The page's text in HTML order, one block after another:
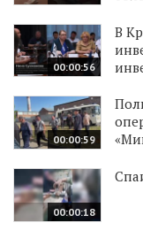
00:00:56
В
00:00:59
00:00:18